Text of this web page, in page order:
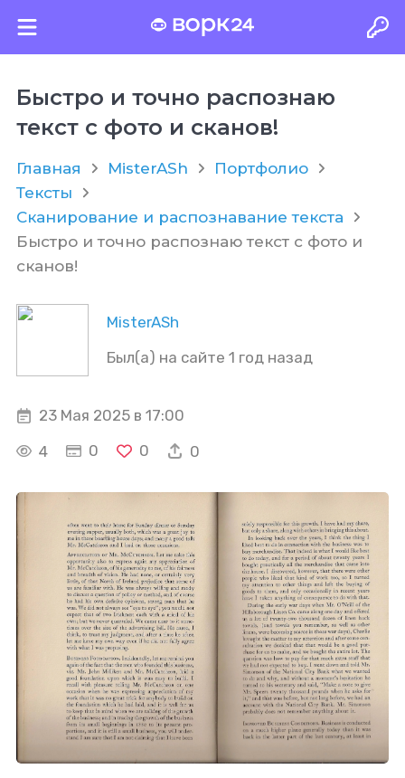
Быстро и точно распознаю
текст с фото и сканов!
Главная MisterASh
Портфолио
Тексты
Сканирование и распознавание текста
Быстро и точно распознаю текст с фото и
сканов!
MisterASh
Был(а) на сайте 1 год назад
23 Мая 2025 в 17:00
4
0 0 0